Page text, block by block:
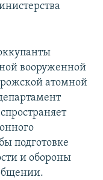
вооруженной
атомной
подготовке
и обороны